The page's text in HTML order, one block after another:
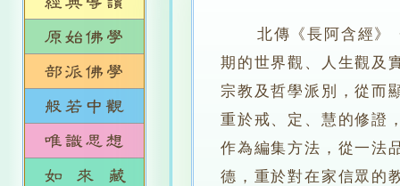
北傳《長阿含經》
期的世界觀、人生觀及
宗教及哲學派別，從而
重於戒、定、慧的修證
作為編集方法，從一法
德，重於對在家信眾的